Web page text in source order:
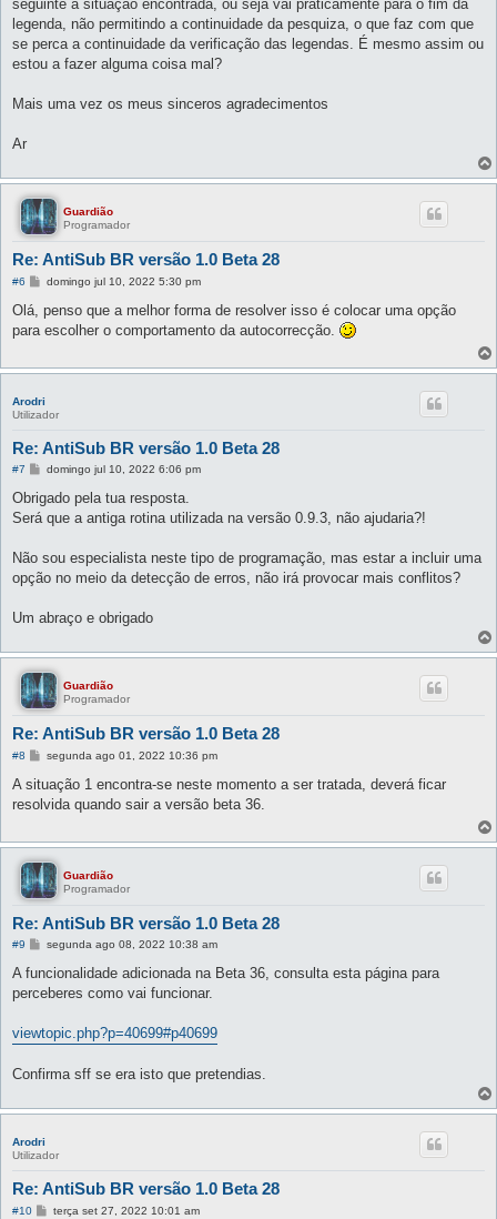
seguinte à situação encontrada, ou seja vai práticamente para o fim da
legenda, não permitindo a continuidade da pesquiza, o que faz com que
se perca a continuidade da verificação das legendas. É mesmo assim ou
estou a fazer alguma coisa mal?
Mais uma vez os meus sinceros agradecimentos
Ar
Guardião
Programador
Re: AntiSub BR versão 1.0 Beta 28
#6
M
n
s
a
m
domingo jul 10, 2022 5:30 pm
Olá, penso que a melhor forma de resolver isso é colocar uma opção
para escolher o comportamento da autocorrecção.
Arodri
Utilizador
Re: AntiSub BR versão 1.0 Beta 28
#7
M
n
s
a
m
domingo jul 10, 2022 6:06 pm
Obrigado pela tua resposta.
Será que a antiga rotina utilizada na versão 0.9.3, não ajudaria?!
Não sou especialista neste tipo de programação, mas estar a incluir uma
opção no meio da detecção de erros, não irá provocar mais conflitos?
Um abraço e obrigado
Guardião
Programador
Re: AntiSub BR versão 1.0 Beta 28
#8
M
n
a
m
segunda ago 01, 2022 10:36 pm
A situação 1 encontra-se neste momento a ser tratada, deverá ficar
resolvida quando sair a versão beta 36.
Guardião
Programador
Re: AntiSub BR versão 1.0 Beta 28
#9
M
n
a
m
segunda ago 08, 2022 10:38 am
A funcionalidade adicionada na Beta 36, consulta esta página para
perceberes como vai funcionar.
viewtopic.php?p=40699#p40699
Confirma sff se era isto que pretendias.
Arodri
Utilizador
Re: AntiSub BR versão 1.0 Beta 28
#10
Mterça set 27, 2022 10:01 am